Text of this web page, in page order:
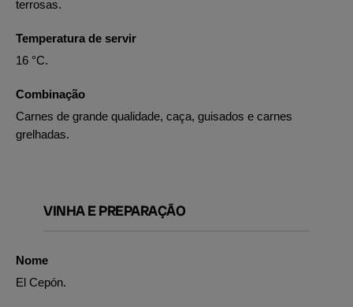
terrosas.
Temperatura de servir
16 °C.
Combinação
Carnes de grande qualidade, caça, guisados e carnes
grelhadas.
VINHA E PREPARAÇÃO
Nome
El Cepón.